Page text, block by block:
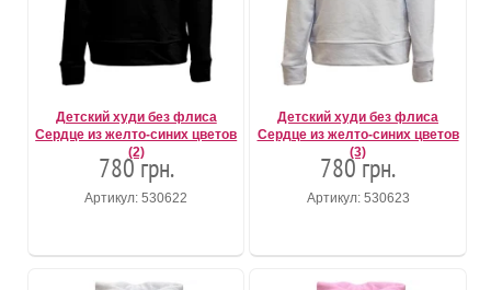
Детский худи без флиса
Сердце из желто-синих цветов
(2)
780 грн.
Артикул: 530622
Детский худи без флиса
Сердце из желто-синих цветов
(3)
780 грн.
Артикул: 530623